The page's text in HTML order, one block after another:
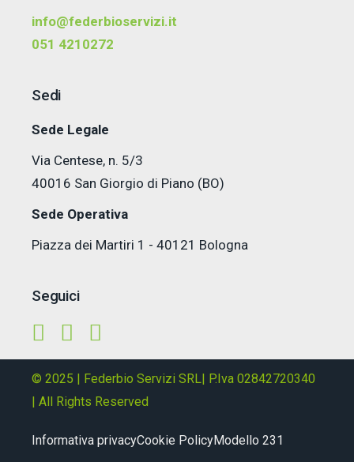
info@federbioservizi.it
051 4210272
Sedi
Sede Legale
Via Centese, n. 5/3
40016 San Giorgio di Piano (BO)
Sede Operativa
Piazza dei Martiri 1 - 40121 Bologna
Seguici
© 2025 | Federbio Servizi SRL| P.Iva 02842720340
| All Rights Reserved
Informativa privacyCookie PolicyModello 231